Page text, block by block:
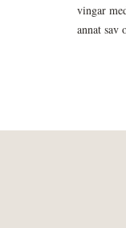
vingar
annat sav